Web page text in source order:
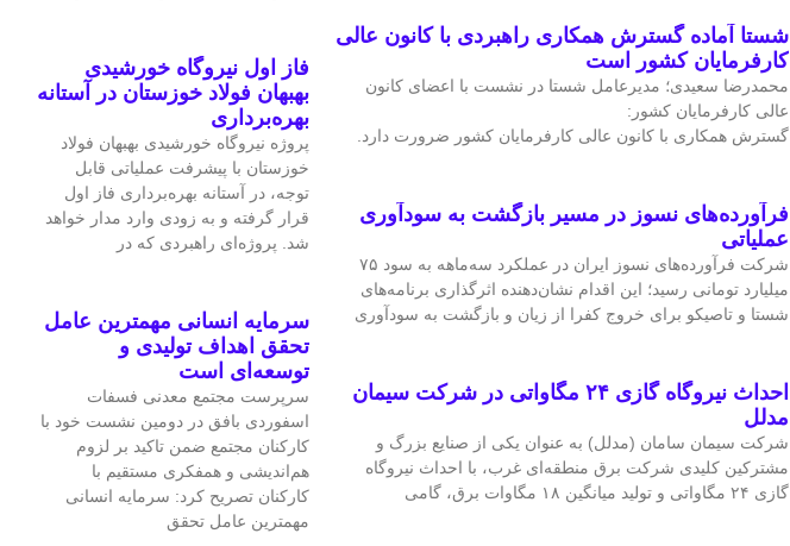
شستا آماده گسترش همکاری راهبردی با کانون عالی
کارفرمایان کشور است
محمدرضا سعیدی؛ مدیرعامل شستا در نشست با اعضای کانون
عالی کارفرمایان کشور:
گسترش همکاری با کانون عالی کارفرمایان کشور ضرورت دارد.
فرآورده‌های نسوز در مسیر بازگشت به سودآوری
عملیاتی
شرکت فرآورده‌های نسوز ایران در عملکرد سه‌ماهه به سود ۷۵
میلیارد تومانی رسید؛ این اقدام نشان‌دهنده اثرگذاری برنامه‌های
شستا و تاصیکو برای خروج کفرا از زیان و بازگشت به سودآوری
احداث نیروگاه گازی ۲۴ مگاواتی در شرکت سیمان
مدلل
شرکت سیمان سامان (مدلل) به عنوان یکی از صنایع بزرگ و
مشترکین کلیدی شرکت برق منطقه‌ای غرب، با احداث نیروگاه
گازی ۲۴ مگاواتی و تولید میانگین ۱۸ مگاوات برق، گامی
فاز اول نیروگاه خورشیدی
بهبهان فولاد خوزستان در آستانه
بهره‌برداری
پروژه نیروگاه خورشیدی بهبهان فولاد
خوزستان با پیشرفت عملیاتی قابل‌
توجه، در آستانه بهره‌برداری فاز اول
قرار گرفته و به‌ زودی وارد مدار خواهد
شد. پروژه‌ای راهبردی که در
سرمایه انسانی مهمترین عامل
تحقق اهداف تولیدی و
توسعه‌ای است
سرپرست مجتمع معدنی فسفات
اسفوردی بافق در دومین نشست خود با
کارکنان مجتمع ضمن تاکید بر لزوم
هم‌اندیشی و همفکری مستقیم با
کارکنان تصریح کرد: سرمایه انسانی
مهمترین عامل تحقق